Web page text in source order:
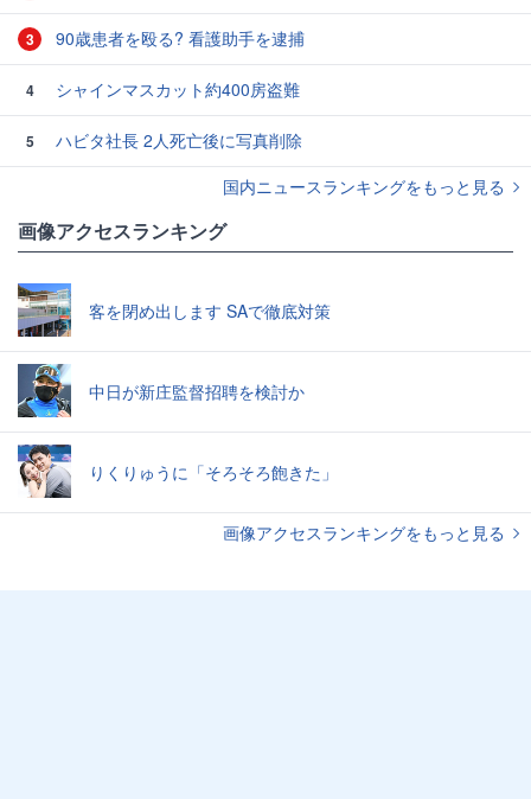
3 90歳患者を殴る? 看護助手を逮捕
4 シャインマスカット約400房盗難
5
ハビタ社長 2人死亡後に写真削除
国内ニュースランキングをもっと見る
画像アクセスランキング
客を閉め出します SAで徹底対策
中日が新庄監督招聘を検討か
りくりゅうに「そろそろ飽きた」
画像アクセスランキングをもっと見る